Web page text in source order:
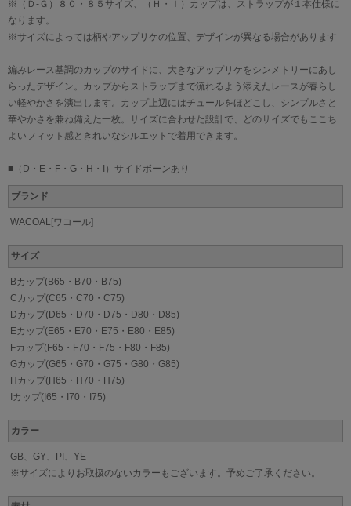
※（Ｄ-Ｇ）８０・８５サイズ、（Ｈ・Ｉ）カップは、ストラップが１本仕様に
なります。
※サイズによっては柄やアップリケの位置、デザインが異なる場合があります
編みレース基調のカップのサイドに、大きなアップリケをシンメトリーにあし
らったデザイン。カップからストラップまで流れるよう添えたレースが春らし
い軽やかさを演出します。カップ上辺にはチュールをほどこし、シンプルさと
華やかさを兼ね備えた一枚。サイズに合わせた設計で、どのサイズでもここち
よいフィット感ときれいなシルエットで着用できます。
■（D・E・F・G・H・I）サイドボーンあり
ブランド
WACOAL[ワコール]
サイズ
Bカップ(B65・B70・B75)
Cカップ(C65・C70・C75)
Dカップ(D65・D70・D75・D80・D85)
Eカップ(E65・E70・E75・E80・E85)
Fカップ(F65・F70・F75・F80・F85)
Gカップ(G65・G70・G75・G80・G85)
Hカップ(H65・H70・H75)
Iカップ(I65・I70・I75)
カラー
GB、GY、PI、YE
※サイズによりお取扱のないカラーもございます。予めご了承ください。